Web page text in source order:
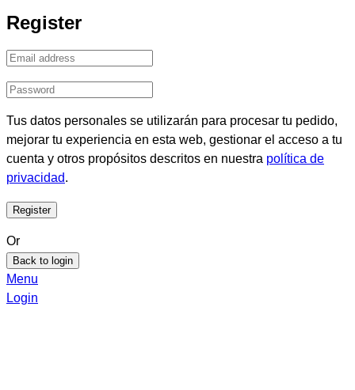
Register
Tus datos personales se utilizarán para procesar tu pedido,
mejorar tu experiencia en esta web, gestionar el acceso a tu
cuenta y otros propósitos descritos en nuestra política de
privacidad.
Or
Back to login
Menu
Login